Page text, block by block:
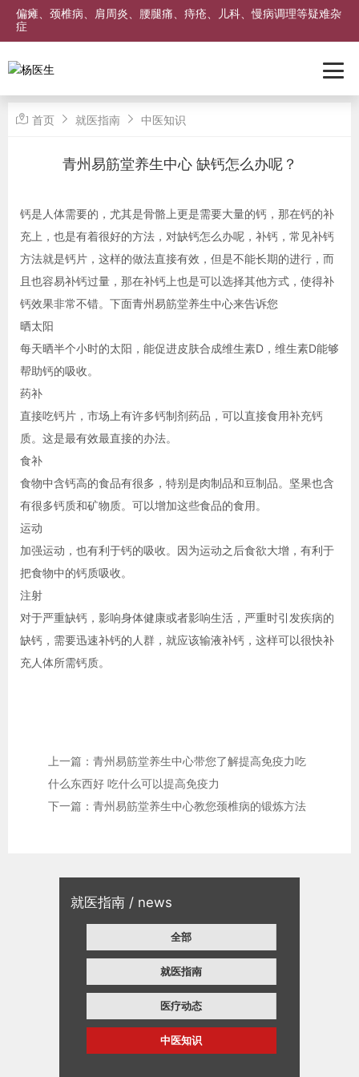
偏瘫、颈椎病、肩周炎、腰腿痛、痔疮、儿科、慢病调理等疑难杂
症
就医指南 / news
全部
就医指南
医疗动态
中医知识
首页 就医指南 中医知识
青州易筋堂养生中心 缺钙怎么办呢？
钙是人体需要的，尤其是骨骼上更是需要大量的钙，那在钙的补
充上，也是有着很好的方法，对缺钙怎么办呢，补钙，常见补钙
方法就是钙片，这样的做法直接有效，但是不能长期的进行，而
且也容易补钙过量，那在补钙上也是可以选择其他方式，使得补
钙效果非常不错。下面青州易筋堂养生中心来告诉您
晒太阳
每天晒半个小时的太阳，能促进皮肤合成维生素D，维生素D能够
帮助钙的吸收。
药补
直接吃钙片，市场上有许多钙制剂药品，可以直接食用补充钙
质。这是最有效最直接的办法。
食补
食物中含钙高的食品有很多，特别是肉制品和豆制品。坚果也含
有很多钙质和矿物质。可以增加这些食品的食用。
运动
加强运动，也有利于钙的吸收。因为运动之后食欲大增，有利于
把食物中的钙质吸收。
注射
对于严重缺钙，影响身体健康或者影响生活，严重时引发疾病的
缺钙，需要迅速补钙的人群，就应该输液补钙，这样可以很快补
充人体所需钙质。
上一篇：青州易筋堂养生中心带您了解提高免疫力吃
什么东西好 吃什么可以提高免疫力
下一篇：青州易筋堂养生中心教您颈椎病的锻炼方法